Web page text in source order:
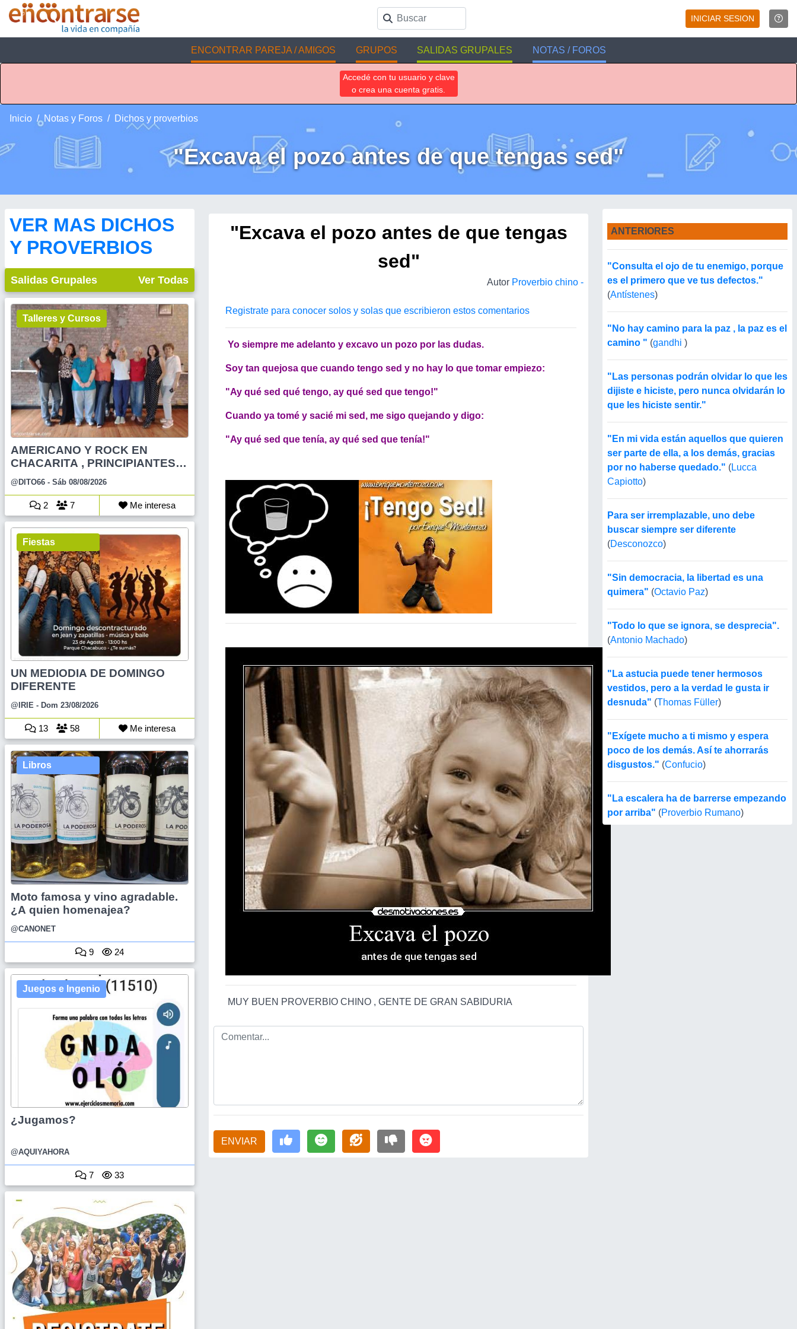
INICIAR SESION
ENCONTRAR PAREJA / AMIGOS GRUPOS SALIDAS GRUPALES NOTAS / FOROS
Accedé con tu usuario y clave
o crea una cuenta gratis.
Inicio Notas y Foros Dichos y proverbios
"Excava el pozo antes de que tengas sed"
VER MAS DICHOS
Y PROVERBIOS
Salidas Grupales Ver Todas
Talleres y Cursos
AMERICANO Y ROCK EN
CHACARITA , PRINCIPIANTES Y
N
@DITO66 - Sáb 08/08/2026
2 7 Me interesa
Fiestas
UN MEDIODIA DE DOMINGO
DIFERENTE
@IRIE - Dom 23/08/2026
13 58 Me interesa
Libros
Moto famosa y vino agradable.
¿A quien homenajea?
@CANONET
9 24
Juegos e Ingenio
¿Jugamos?
@AQUIYAHORA
7 33
"Excava el pozo antes de que tengas
sed"
Autor Proverbio chino -
Registrate para conocer solos y solas que escribieron estos comentarios
Yo siempre me adelanto y excavo un pozo por las dudas.
Soy tan quejosa que cuando tengo sed y no hay lo que tomar empiezo:
"Ay qué sed qué tengo, ay qué sed que tengo!"
Cuando ya tomé y sacié mi sed, me sigo quejando y digo:
"Ay qué sed que tenía, ay qué sed que tenía!"
MUY BUEN PROVERBIO CHINO , GENTE DE GRAN SABIDURIA
ENVIAR
ANTERIORES
"Consulta el ojo de tu enemigo, porque
es el primero que ve tus defectos."
(Antístenes)
"No hay camino para la paz , la paz es el
camino " (gandhi )
"Las personas podrán olvidar lo que les
dijiste e hiciste, pero nunca olvidarán lo
que les hiciste sentir."
"En mi vida están aquellos que quieren
ser parte de ella, a los demás, gracias
por no haberse quedado." (Lucca
Capiotto)
Para ser irremplazable, uno debe
buscar siempre ser diferente
(Desconozco)
"Sin democracia, la libertad es una
quimera" (Octavio Paz)
"Todo lo que se ignora, se desprecia".
(Antonio Machado)
"La astucia puede tener hermosos
vestidos, pero a la verdad le gusta ir
desnuda" (Thomas Füller)
"Exígete mucho a ti mismo y espera
poco de los demás. Así te ahorrarás
disgustos." (Confucio)
"La escalera ha de barrerse empezando
por arriba" (Proverbio Rumano)